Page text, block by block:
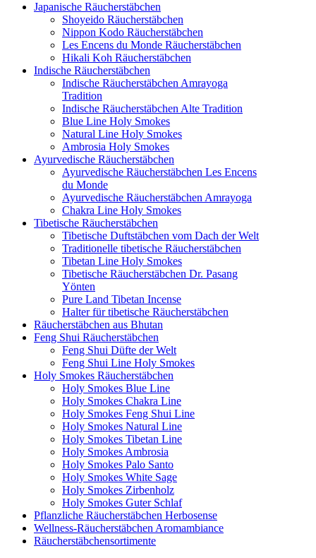
Japanische Räucherstäbchen
Shoyeido Räucherstäbchen
Nippon Kodo Räucherstäbchen
Les Encens du Monde Räucherstäbchen
Hikali Koh Räucherstäbchen
Indische Räucherstäbchen
Indische Räucherstäbchen Amrayoga
Tradition
Indische Räucherstäbchen Alte Tradition
Blue Line Holy Smokes
Natural Line Holy Smokes
Ambrosia Holy Smokes
Ayurvedische Räucherstäbchen
Ayurvedische Räucherstäbchen Les Encens
du Monde
Ayurvedische Räucherstäbchen Amrayoga
Chakra Line Holy Smokes
Tibetische Räucherstäbchen
Tibetische Duftstäbchen vom Dach der Welt
Traditionelle tibetische Räucherstäbchen
Tibetan Line Holy Smokes
Tibetische Räucherstäbchen Dr. Pasang
Yönten
Pure Land Tibetan Incense
Halter für tibetische Räucherstäbchen
Räucherstäbchen aus Bhutan
Feng Shui Räucherstäbchen
Feng Shui Düfte der Welt
Feng Shui Line Holy Smokes
Holy Smokes Räucherstäbchen
Holy Smokes Blue Line
Holy Smokes Chakra Line
Holy Smokes Feng Shui Line
Holy Smokes Natural Line
Holy Smokes Tibetan Line
Holy Smokes Ambrosia
Holy Smokes Palo Santo
Holy Smokes White Sage
Holy Smokes Zirbenholz
Holy Smokes Guter Schlaf
Pflanzliche Räucherstäbchen Herbosense
Wellness-Räucherstäbchen Aromambiance
Räucherstäbchensortimente